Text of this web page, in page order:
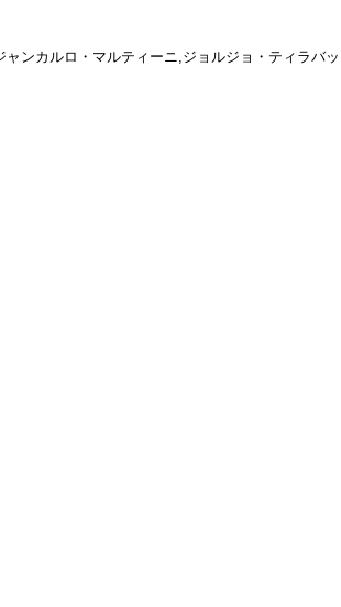
ンカルロ・マルティーニ,ジョルジョ・ティラバ